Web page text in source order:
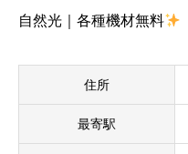
自然光｜各種機材無料
住所
最寄駅